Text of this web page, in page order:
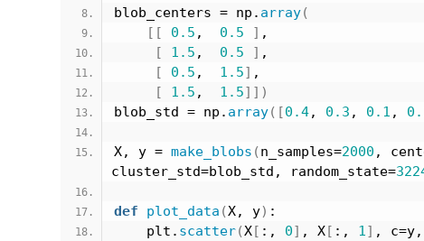
blob_centers = np. array(
[[
0.5 , 0.5 ] ,
[
1.5 , 0.5 ] ,
[
0.5 , 1.5] ,
[
1.5 , 1.5]])
blob_std = np. array([0.4, 0.3 , 0.1 ,
X, y = make_blobs (n_samples=2000 ,
cluster_std=blob_std, random_state=
def plot_data (X, y) :
    plt.
scatter(X[ :, 0] , X[ :, 1] , c=y,